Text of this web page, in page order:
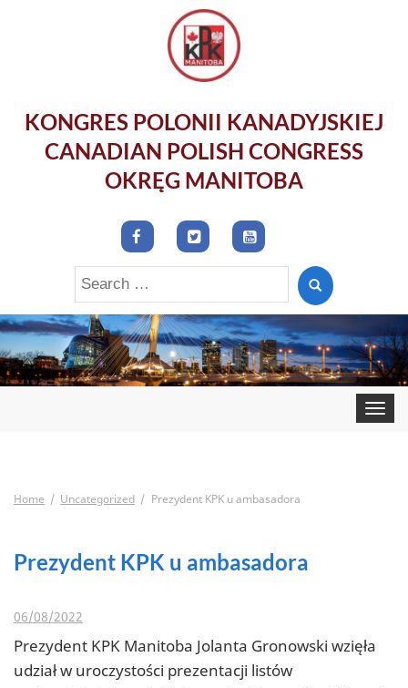
KONGRES POLONII KANADYJSKIEJ
CANADIAN POLISH CONGRESS
OKRĘG MANITOBA
Search
for:
Toggle
Home Uncategorized Prezydent KPK u ambasadora
Prezydent KPK u ambasadora
06/08/2022
Prezydent KPK Manitoba Jolanta Gronowski wzięła
udział w uroczystości prezentacji listów